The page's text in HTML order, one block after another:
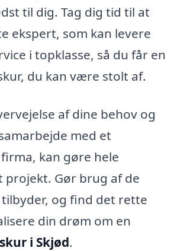
til dig. Tag dig tid til at
ekspert, som kan levere
i topklasse, så du får en
du kan være stolt af.
af dine behov og
med et
kan gøre hele
projekt. Gør brug af de
tilbyder, og find det rette
din drøm om en
i Skjød.